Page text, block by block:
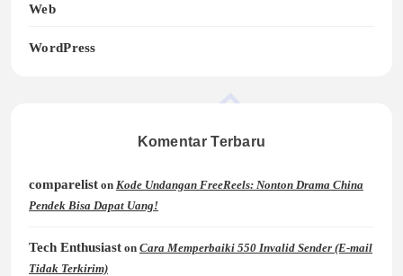
Web
WordPress
Komentar Terbaru
comparelist on Kode Undangan FreeReels: Nonton Drama China
Pendek Bisa Dapat Uang!
Tech Enthusiast on Cara Memperbaiki 550 Invalid Sender (E-mail
Tidak Terkirim)